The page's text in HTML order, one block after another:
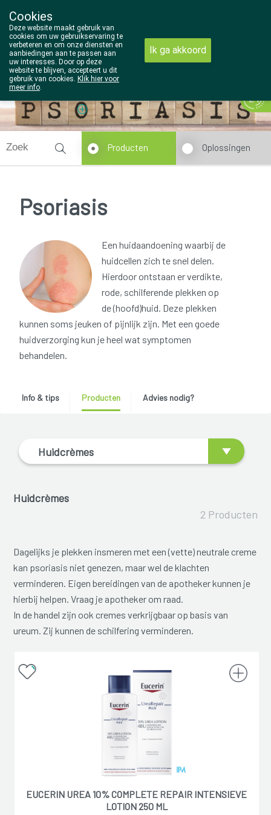
014/810298
Vandaag
Producten Oplossingen
Psoriasis
Een huidaandoening waarbij de
huidcellen zich te snel delen.
Hierdoor ontstaan er verdikte,
rode, schilferende plekken op
de (hoofd)huid. Deze plekken
kunnen soms jeuken of pijnlijk zijn. Met een goede
huidverzorging kun je heel wat symptomen
behandelen.
Info & tips Producten Advies nodig?
Huidcrèmes
Huidcrèmes
2 Producten
Dagelijks je plekken insmeren met een (vette) neutrale creme
kan psoriasis niet genezen, maar wel de klachten
verminderen. Eigen bereidingen van de apotheker kunnen je
hierbij helpen. Vraag je apotheker om raad.
In de handel zijn ook cremes verkrijgbaar op basis van
ureum. Zij kunnen de schilfering verminderen.
EUCERIN UREA 10% COMPLETE REPAIR INTENSIEVE
LOTION 250 ML
Cookies
Deze website maakt gebruik van
cookies om uw gebruikservaring te
verbeteren en om onze diensten en
aanbiedingen aan te passen aan
uw interesses. Door op deze
website te blijven, accepteert u dit
gebruik van cookies. Klik hier voor
meer info.
Ik ga akkoord